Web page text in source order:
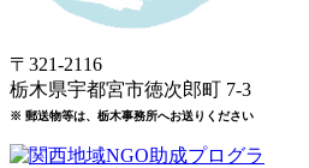
〒321-2116
栃木県宇都宮市徳次郎町 7-3
※ 郵送物等は、栃木事務所へお送りください